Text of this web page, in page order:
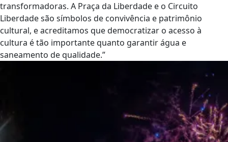
transformadoras. A Praça da Liberdade e o Circuito
Liberdade são símbolos de convivência e patrimônio
cultural, e acreditamos que democratizar o acesso à
cultura é tão importante quanto garantir água e
saneamento de qualidade.”